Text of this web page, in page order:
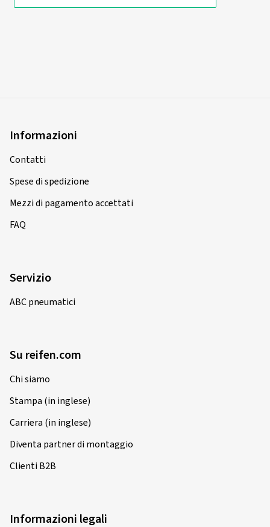
Informazioni
Contatti
Spese di spedizione
Mezzi di pagamento accettati
FAQ
Servizio
ABC pneumatici
Su reifen.com
Chi siamo
Stampa (in inglese)
Carriera (in inglese)
Diventa partner di montaggio
Clienti B2B
Informazioni legali